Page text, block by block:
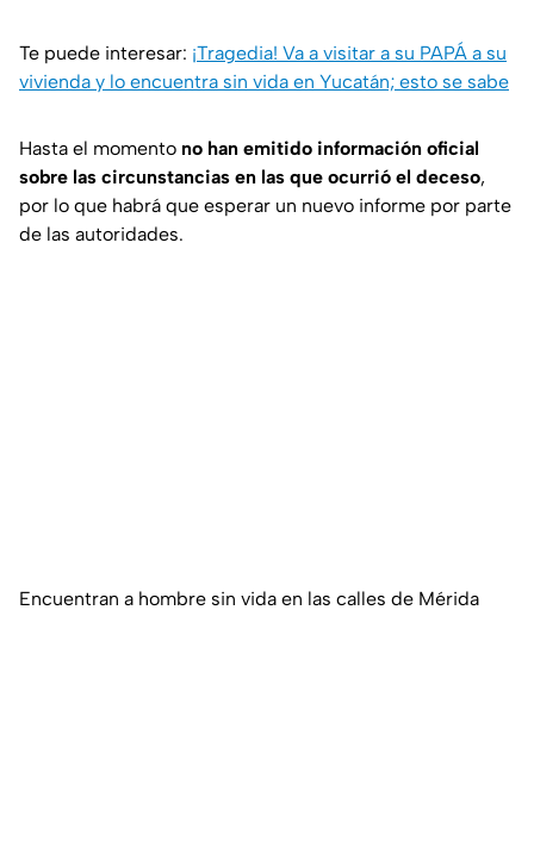
Te puede interesar: ¡Tragedia! Va a visitar a su PAPÁ a su
vivienda y lo encuentra sin vida en Yucatán; esto se sabe
Hasta el momento no han emitido información oficial
sobre las circunstancias en las que ocurrió el deceso,
por lo que habrá que esperar un nuevo informe por parte
de las autoridades.
Encuentran a hombre sin vida en las calles de Mérida